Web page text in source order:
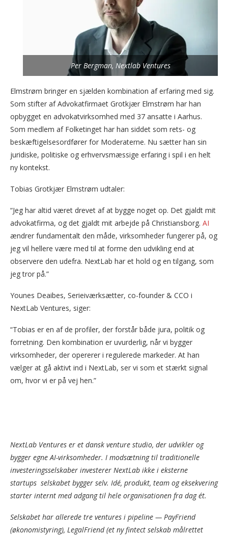
Per Bergman, Nextlab Ventures
Elmstrøm bringer en sjælden kombination af erfaring med sig.
Som stifter af Advokatfirmaet Grotkjær Elmstrøm har han
opbygget en advokatvirksomhed med 37 ansatte i Aarhus.
Som medlem af Folketinget har han siddet som rets- og
beskæftigelsesordfører for Moderaterne. Nu sætter han sin
juridiske, politiske og erhvervsmæssige erfaring i spil i en helt
ny kontekst.
Tobias Grotkjær Elmstrøm udtaler:
“Jeg har altid været drevet af at bygge noget op. Det gjaldt mit
advokatfirma, og det gjaldt mit arbejde på Christiansborg. AI
ændrer fundamentalt den måde, virksomheder fungerer på, og
jeg vil hellere være med til at forme den udvikling end at
observere den udefra. NextLab har et hold og en tilgang, som
jeg tror på.”
Younes Deaibes, Serieiværksætter, co-founder & CCO i
NextLab Ventures, siger:
“Tobias er en af de profiler, der forstår både jura, politik og
forretning. Den kombination er uvurderlig, når vi bygger
virksomheder, der opererer i regulerede markeder. At han
vælger at gå aktivt ind i NextLab, ser vi som et stærkt signal
om, hvor vi er på vej hen.”
NextLab Ventures er et dansk venture studio, der udvikler og
bygger egne AI-virksomheder. I modsætning til traditionelle
investeringsselskaber investerer NextLab ikke i eksterne
startups selskabet bygger selv. Idé, produkt, team og eksekvering
starter internt med adgang til hele organisationen fra dag ét.
Selskabet har allerede tre ventures i pipeline — PayFriend
(økonomistyring), LegalFriend (et ny fintect selskab målrettet